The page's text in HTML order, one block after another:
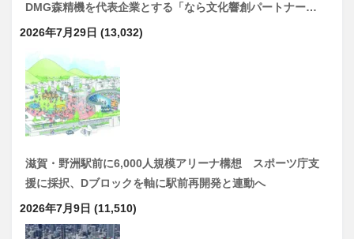
DMG森精機を代表企業とする「なら文化響創パートナー…
2026年7月29日 (13,032)
滋賀・野洲駅前に6,000人規模アリーナ構想 スポーツ庁支
援に採択、Dブロックを軸に駅前再開発と連動へ
2026年7月9日 (11,510)